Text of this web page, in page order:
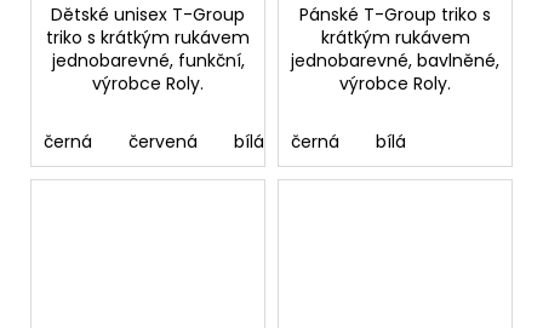
Dětské unisex T-Group
triko s krátkým rukávem
jednobarevné, funkční,
výrobce Roly.
černá červená bílá
Pánské T-Group triko s
krátkým rukávem
jednobarevné, bavlněné,
výrobce Roly.
černá bílá